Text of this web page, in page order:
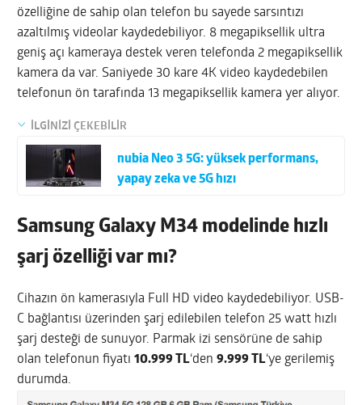
özelliğine de sahip olan telefon bu sayede sarsıntızı
azaltılmış videolar kaydedebiliyor. 8 megapiksellik ultra
geniş açı kameraya destek veren telefonda 2 megapiksellik
kamera da var. Saniyede 30 kare 4K video kaydedebilen
telefonun ön tarafında 13 megapiksellik kamera yer alıyor.
İLGİNİZİ ÇEKEBİLİR
nubia Neo 3 5G: yüksek performans,
yapay zeka ve 5G hızı
Samsung Galaxy M34 modelinde hızlı
şarj özelliği var mı?
Cihazın ön kamerasıyla Full HD video kaydedebiliyor. USB-
C bağlantısı üzerinden şarj edilebilen telefon 25 watt hızlı
şarj desteği de sunuyor. Parmak izi sensörüne de sahip
olan telefonun fiyatı10.999 TL‘den9.999 TL‘ye gerilemiş
durumda.